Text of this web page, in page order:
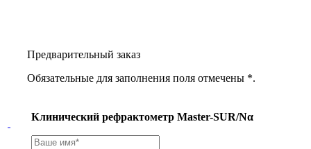
Предварительный заказ
Обязательные для заполнения поля отмечены *.
Клинический рефрактометр Master-SUR/Nα